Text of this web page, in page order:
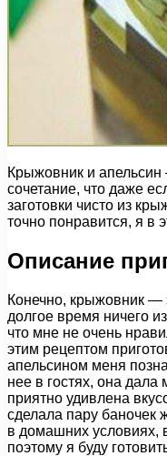
Крыжовник и
сочетание, что даже
заготовки чисто из
точно понравится, я в
Описание
Конечно, крыжовник —
долгое время ничего
что мне не очень
этим рецептом
апельсином меня
нее в гостях, она дала
приятно удивлена
сделала пару баночек
в домашних условиях,
поэтому я буду